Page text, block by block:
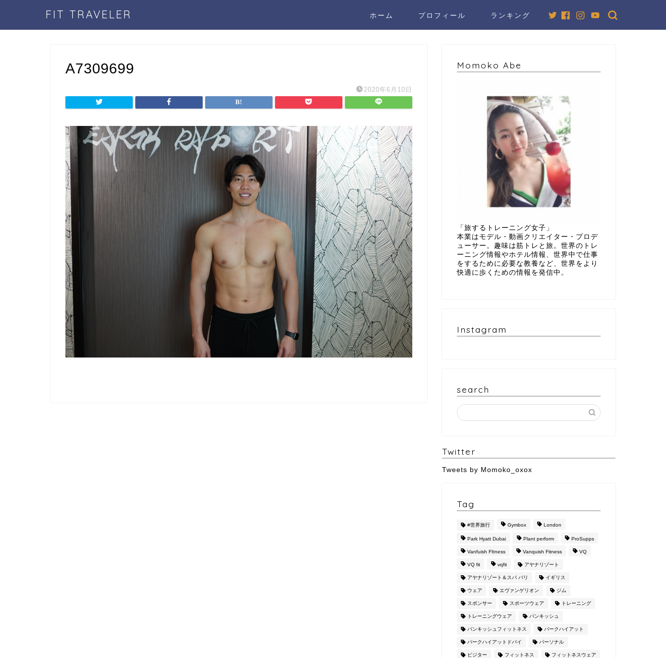
FIT TRAVELER ホーム プロフィール ランキング
A7309699
2020年6月10日
Momoko Abe
「旅するトレーニング女子」
本業はモデル・動画クリエイター・プロデ
ューサー。趣味は筋トレと旅。世界のトレ
ーニング情報やホテル情報、世界中で仕事
をするために必要な教養など、世界をより
快適に歩くための情報を発信中。
Instagram
search
Twitter
Tweets by Momoko_oxox
Tag
#世界旅行 Gymbox London
Park Hyatt Dubai Plant perform ProSupps
Vanfuish FItness Vanquish Fitness VQ
VQ fit vqfit アヤナリゾート
アヤナリゾート＆スパ バリ イギリス
ウェア エヴァンゲリオン ジム
スポンサー スポーツウェア トレーニング
トレーニングウェア バンキッシュ
バンキッシュフィットネス パークハイアット
パークハイアットドバイ パーソナル
ビジター フィットネス フィットネスウェア